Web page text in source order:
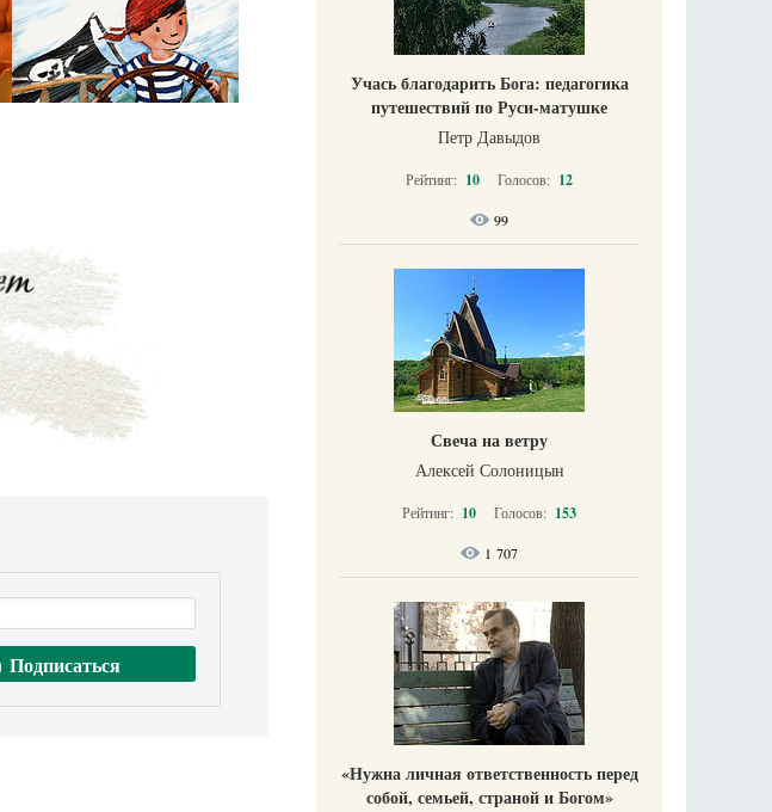
Учась благодарить Бога: педагогика
путешествий по Руси-матушке
Петр Давыдов
Рейтинг: 10 Голосов: 12
99
Свеча на ветру
Алексей Солоницын
Рейтинг: 10 Голосов: 153
1 707
«Нужна личная ответственность перед
собой, семьей, страной и Богом»